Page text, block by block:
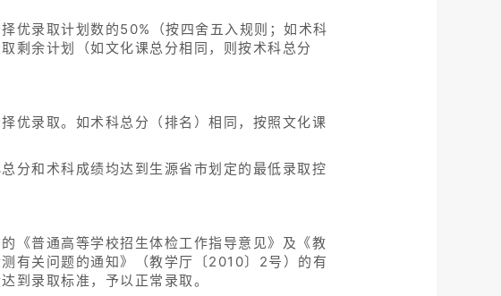
优录取计划数的50%（按四舍五入规则；如术科
剩余计划（如文化课总分相同，则按术科总分
优录取。如术科总分（排名）相同，按照文化课
分和术科成绩均达到生源省市划定的最低录取控
《普通高等学校招生体检工作指导意见》及《教
有关问题的通知》（教学厅〔2010〕2号）的有
到录取标准，予以正常录取。